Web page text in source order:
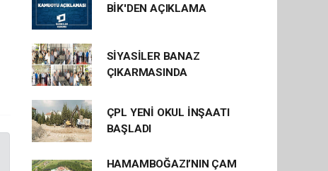
BİK'DEN AÇIKLAMA
SİYASİLER BANAZ
ÇIKARMASINDA
ÇPL YENİ OKUL İNŞAATI
BAŞLADI
HAMAMBOĞAZI’NIN ÇAM